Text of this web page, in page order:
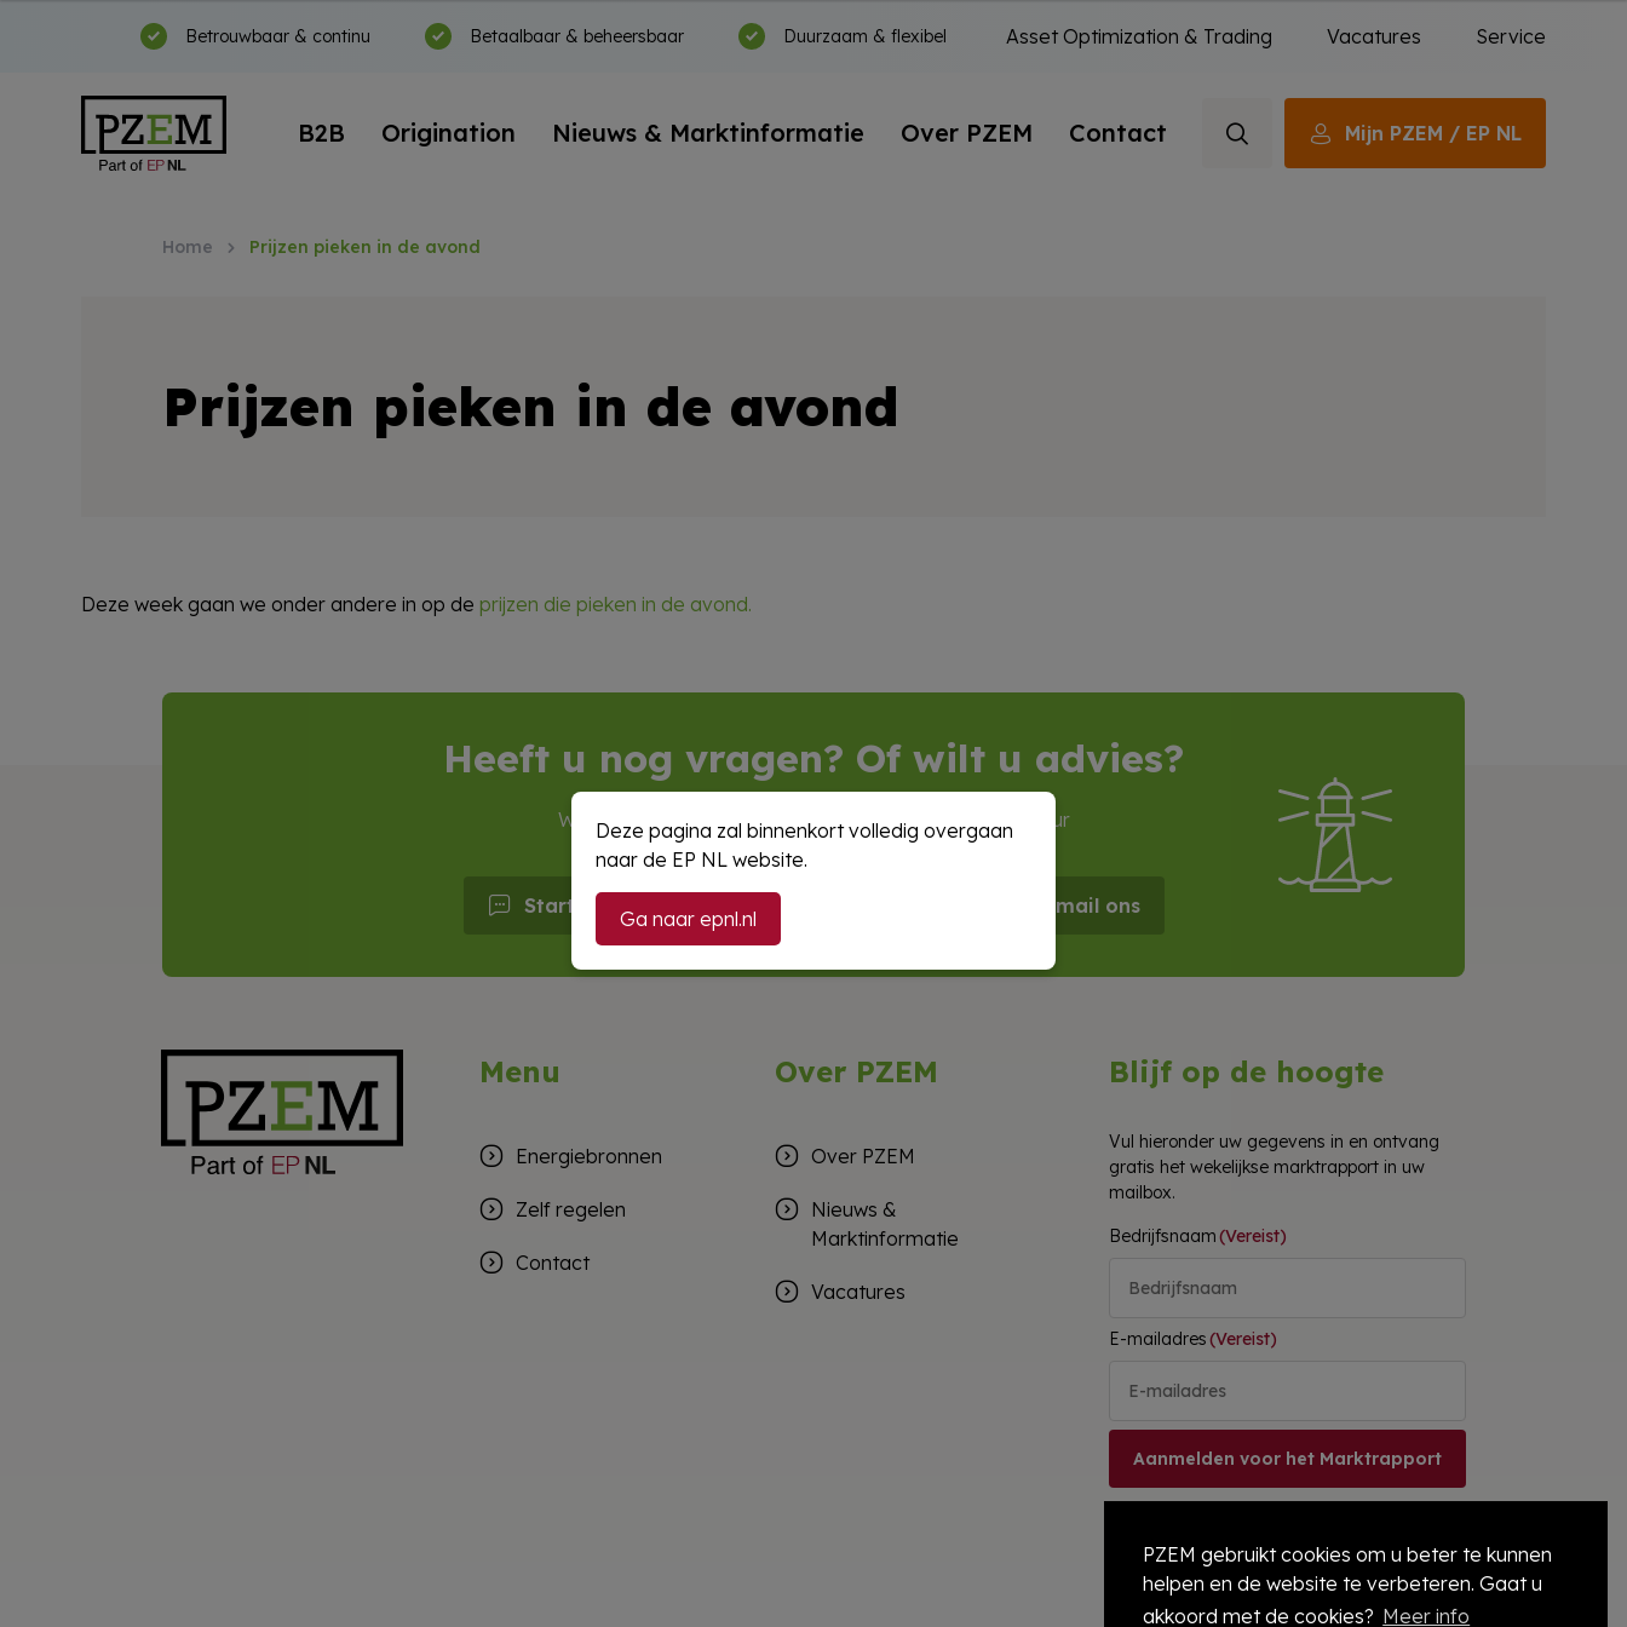
PZEM gebruikt cookies om u beter te kunnen
helpen en de website te verbeteren. Gaat u
akkoord met de cookies? Meer info
Betrouwbaar & continu Betaalbaar & beheersbaar Duurzaam & flexibel Asset Optimization & Trading Vacatures Service
B2B Origination Nieuws & Marktinformatie Over PZEM Contact Mijn PZEM / EP NL
Home Prijzen pieken in de avond
Prijzen pieken in de avond
Deze week gaan we onder andere in op de prijzen die pieken in de avond.
Heeft u nog vragen? Of wilt u advies?
Wij zijn op werkdagen bereikbaar van 08:00 tot 17:00 uur
Start de chat Bel 088 1346 000 E-mail ons
Menu
Energiebronnen
Zelf regelen
Contact
Over PZEM
Over PZEM
Nieuws &
Marktinformatie
Vacatures
Blijf op de hoogte
Vul hieronder uw gegevens in en ontvang
gratis het wekelijkse marktrapport in uw
mailbox.
Bedrijfsnaam(Vereist)
E-mailadres(Vereist)
Aanmelden voor het Marktrapport
Deze pagina zal binnenkort volledig overgaan
naar de EP NL website.
Ga naar epnl.nl